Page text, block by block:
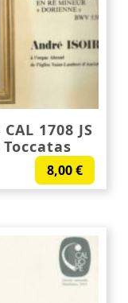
1708 JS
8,00€